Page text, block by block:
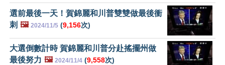
選前最後一天！賀錦麗和川普雙雙做最後衝
刺 🖼️ 2024/11/5 (9,156次)
大選倒數計時 賀錦麗和川普分赴搖擺州做
最後努力 🖼️ 2024/11/4 (9,558次)